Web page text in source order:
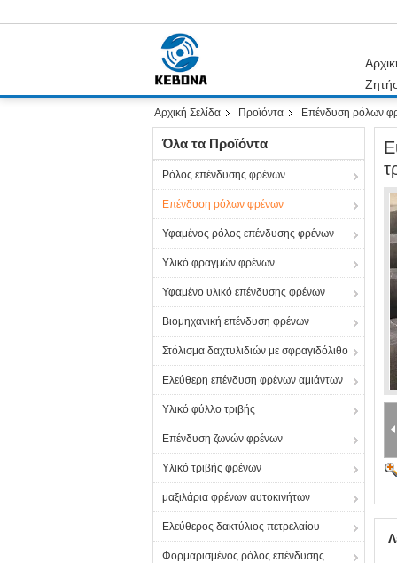
Αρχική Σελίδα Προϊόντα Επένδυση ρόλων
Όλα τα Προϊόντα
Ρόλος επένδυσης φρένων
Επένδυση ρόλων φρένων
Υφαμένος ρόλος επένδυσης φρένων
Υλικό φραγμών φρένων
Υφαμένο υλικό επένδυσης φρένων
Βιομηχανική επένδυση φρένων
Στόλισμα δαχτυλιδιών με σφραγιδόλιθο
Ελεύθερη επένδυση φρένων αμιάντων
Υλικό φύλλο τριβής
Επένδυση ζωνών φρένων
Υλικό τριβής φρένων
μαξιλάρια φρένων αυτοκινήτων
Ελεύθερος δακτύλιος πετρελαίου
Φορμαρισμένος ρόλος επένδυσης